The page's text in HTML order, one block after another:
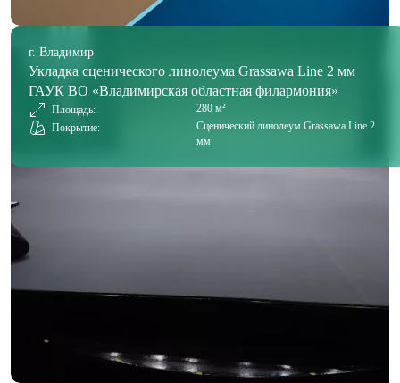
г. Владимир
Укладка сценического линолеума Grassawa Line 2 мм
ГАУК ВО «Владимирская областная филармония»
Площадь:
280 м²
Покрытие:
Сценический линолеум Grassawa Line 2
мм